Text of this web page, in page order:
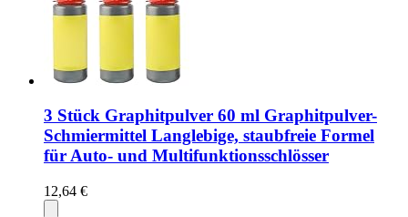
3 Stück Graphitpulver 60 ml Graphitpulver-
Schmiermittel Langlebige, staubfreie Formel
für Auto- und Multifunktionsschlösser
12,64 €